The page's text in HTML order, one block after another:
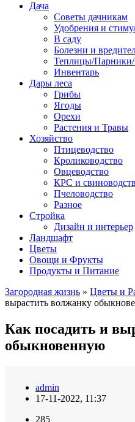
Дача
Советы дачникам
Удобрения и
В саду
Болезни и
Теплицы/Парники/
Инвентарь
Дары леса
Грибы
Ягоды
Орехи
Растения и Травы
Хозяйство
Птицеводство
Кролиководство
Овцеводство
КРС и
Пчеловодство
Разное
Стройка
Дизайн и интерьер
Ландшафт
Цветы
Овощи и Фрукты
Продукты и Питание
Загородная жизнь » Цветы и
вырастить волжанку
Как посадить и
обыкновенную
admin
17-11-2022, 11:37
285